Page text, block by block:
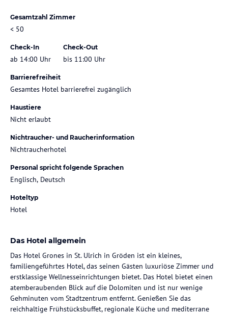
Gesamtzahl Zimmer
< 50
Check-In
ab 14:00 Uhr
Check-Out
bis 11:00 Uhr
Barrierefreiheit
Gesamtes Hotel barrierefrei zugänglich
Haustiere
Nicht erlaubt
Nichtraucher- und Raucherinformation
Nichtraucherhotel
Personal spricht folgende Sprachen
Englisch, Deutsch
Hoteltyp
Hotel
Das Hotel allgemein
Das Hotel Grones in St. Ulrich in Gröden ist ein kleines,
familiengeführtes Hotel, das seinen Gästen luxuriöse Zimmer und
erstklassige Wellnesseinrichtungen bietet. Das Hotel bietet einen
atemberaubenden Blick auf die Dolomiten und ist nur wenige
Gehminuten vom Stadtzentrum entfernt. Genießen Sie das
reichhaltige Frühstücksbuffet, regionale Küche und mediterrane